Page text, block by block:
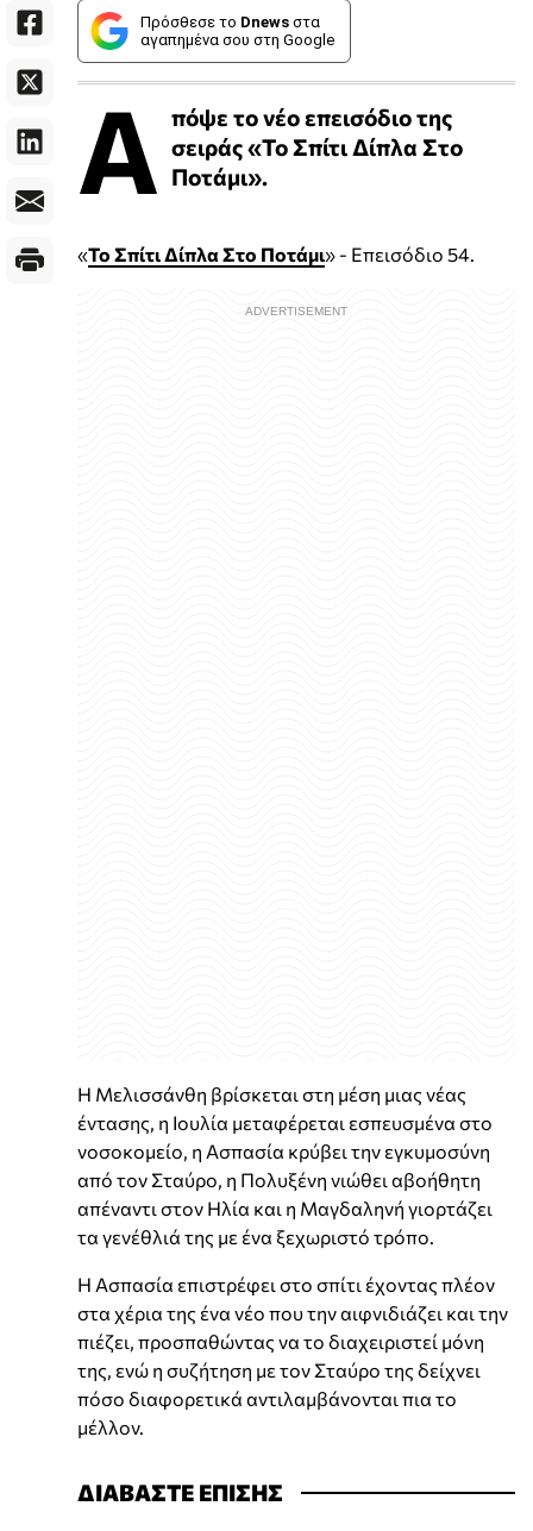
Πρόσθεσε το Dnews στα
αγαπημένα σου στη Google
Α πόψε το νέο επεισόδιο της
σειράς «Το Σπίτι Δίπλα Στο
Ποτάμι».
«Το Σπίτι Δίπλα Στο Ποτάμι» - Επεισόδιο 54.
Η Μελισσάνθη βρίσκεται στη μέση μιας νέας
έντασης, η Ιουλία μεταφέρεται εσπευσμένα στο
νοσοκομείο, η Ασπασία κρύβει την εγκυμοσύνη
από τον Σταύρο, η Πολυξένη νιώθει αβοήθητη
απέναντι στον Ηλία και η Μαγδαληνή γιορτάζει
τα γενέθλιά της με ένα ξεχωριστό τρόπο.
Η Ασπασία επιστρέφει στο σπίτι έχοντας πλέον
στα χέρια της ένα νέο που την αιφνιδιάζει και την
πιέζει, προσπαθώντας να το διαχειριστεί μόνη
της, ενώ η συζήτηση με τον Σταύρο της δείχνει
πόσο διαφορετικά αντιλαμβάνονται πια το
μέλλον.
ΔΙΑΒΑΣΤΕ ΕΠΙΣΗΣ